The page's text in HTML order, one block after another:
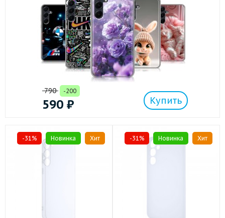
790 -200
590 ₽ Купить
-31% Новинка Хит -31% Новинка Хит